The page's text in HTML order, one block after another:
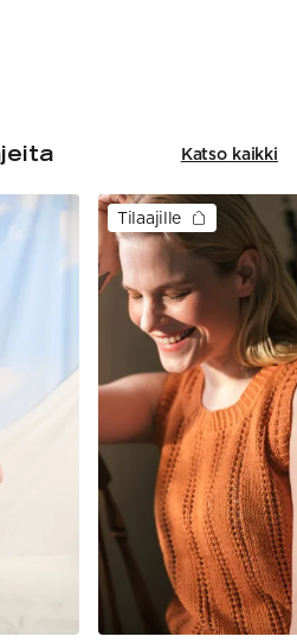
Katso kaikki
Tilaajille